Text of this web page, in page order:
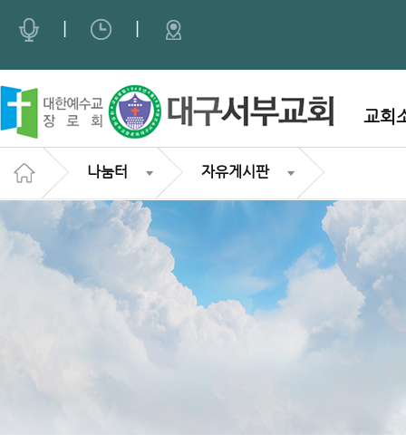
교회
나눔터 자유게시판